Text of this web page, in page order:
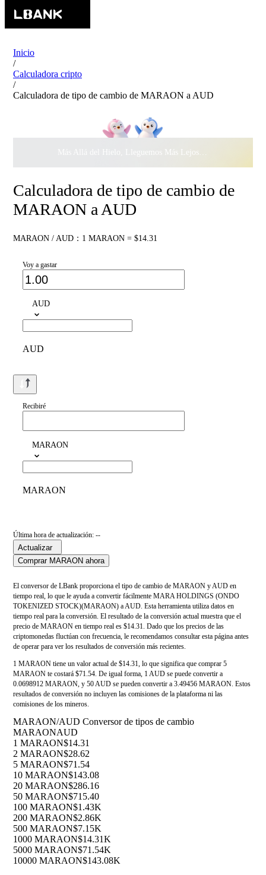
Inicio
/
Calculadora cripto
/
Calculadora de tipo de cambio de MARAON a AUD
Más Allá del Hielo, Lleguemos Más Lejos Juntos ·
Calculadora de tipo de cambio de
MARAON a AUD
MARAON / AUD：1 MARAON = $14.31
Voy a gastar
AUD
AUD
Recibiré
MARAON
MARAON
Última hora de actualización: --
Actualizar
Comprar MARAON ahora
El conversor de LBank proporciona el tipo de cambio de MARAON y AUD en
tiempo real, lo que le ayuda a convertir fácilmente MARA HOLDINGS (ONDO
TOKENIZED STOCK)(MARAON) a AUD. Esta herramienta utiliza datos en
tiempo real para la conversión. El resultado de la conversión actual muestra que el
precio de MARAON en tiempo real es $14.31. Dado que los precios de las
criptomonedas fluctúan con frecuencia, le recomendamos consultar esta página antes
de operar para ver los resultados de conversión más recientes.
1 MARAON tiene un valor actual de $14.31, lo que significa que comprar 5
MARAON te costará $71.54. De igual forma, 1 AUD se puede convertir a
0.0698912 MARAON, y 50 AUD se pueden convertir a 3.49456 MARAON. Estos
resultados de conversión no incluyen las comisiones de la plataforma ni las
comisiones de los mineros.
MARAON/AUD Conversor de tipos de cambio
MARAONAUD
1 MARAON$14.31
2 MARAON$28.62
5 MARAON$71.54
10 MARAON$143.08
20 MARAON$286.16
50 MARAON$715.40
100 MARAON$1.43K
200 MARAON$2.86K
500 MARAON$7.15K
1000 MARAON$14.31K
5000 MARAON$71.54K
10000 MARAON$143.08K